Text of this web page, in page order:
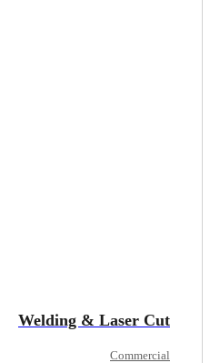
Welding & Laser Cut
Commercial